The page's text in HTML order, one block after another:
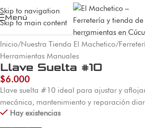
Skip to navigation
Skip to main content
Menú
Inicio/Nuestra Tienda El Machetico/
Herramientas Manuales
Llave Suelta #10
$6.000
Llave suelta #10 ideal para ajustar y
mecánica, mantenimiento y reparación
Hay existencias